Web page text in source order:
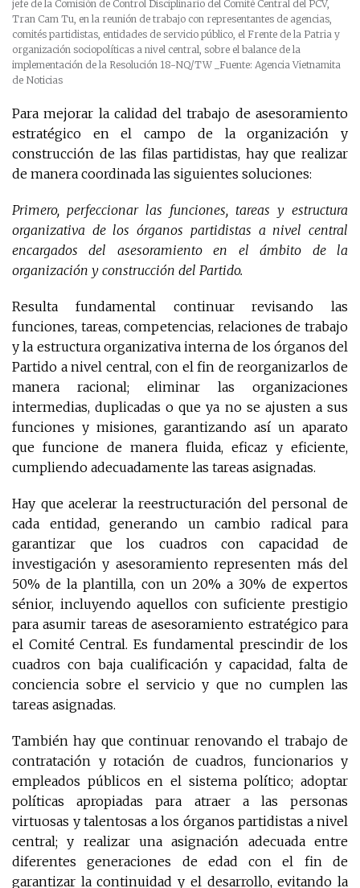
jefe de la Comisión de Control Disciplinario del Comité Central del PCV,
Tran Cam Tu, en la reunión de trabajo con representantes de agencias,
comités partidistas, entidades de servicio público, el Frente de la Patria y
organización sociopolíticas a nivel central, sobre el balance de la
implementación de la Resolución 18-NQ/TW
_Fuente: Agencia Vietnamita
de Noticias
Para mejorar la calidad del trabajo de asesoramiento
estratégico en el campo de la organización y
construcción de las filas partidistas, hay que realizar
de manera coordinada las siguientes soluciones:
Primero, perfeccionar las funciones, tareas y estructura
organizativa de los órganos partidistas a nivel central
encargados del asesoramiento en el ámbito de la
organización y construcción del Partido.
Resulta fundamental continuar revisando las
funciones, tareas, competencias, relaciones de trabajo
y la estructura organizativa interna de los órganos del
Partido a nivel central, con el fin de reorganizarlos de
manera racional; eliminar las organizaciones
intermedias, duplicadas o que ya no se ajusten a sus
funciones y misiones, garantizando así un aparato
que funcione de manera fluida, eficaz y eficiente,
cumpliendo adecuadamente las tareas asignadas.
Hay que acelerar la reestructuración del personal de
cada entidad, generando un cambio radical para
garantizar que los cuadros con capacidad de
investigación y asesoramiento representen más del
50% de la plantilla, con un 20% a 30% de expertos
sénior, incluyendo aquellos con suficiente prestigio
para asumir tareas de asesoramiento estratégico para
el Comité Central. Es fundamental prescindir de los
cuadros con baja cualificación y capacidad, falta de
conciencia sobre el servicio y que no cumplen las
tareas asignadas.
También hay que continuar renovando el trabajo de
contratación y rotación de cuadros, funcionarios y
empleados públicos en el sistema político; adoptar
políticas apropiadas para atraer a las personas
virtuosas y talentosas a los órganos partidistas a nivel
central; y realizar una asignación adecuada entre
diferentes generaciones de edad con el fin de
garantizar la continuidad y el desarrollo, evitando la